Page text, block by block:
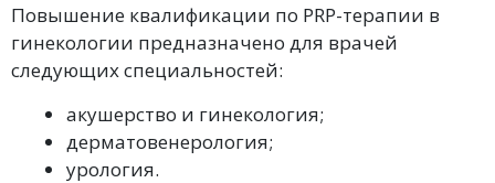
Повышение квалификации по PRP-терапии в
гинекологии предназначено для врачей
следующих специальностей:
акушерство и гинекология;
дерматовенерология;
урология.